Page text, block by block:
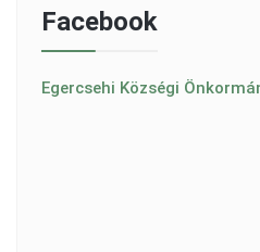
Facebook
Egercsehi Községi